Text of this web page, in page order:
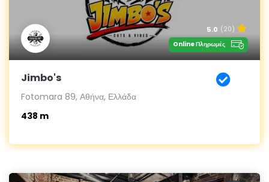
5.0 (20)
Online Πληρωμές
Jimbo's
Fotomara 89, Αθήνα, Ελλάδα
438 m